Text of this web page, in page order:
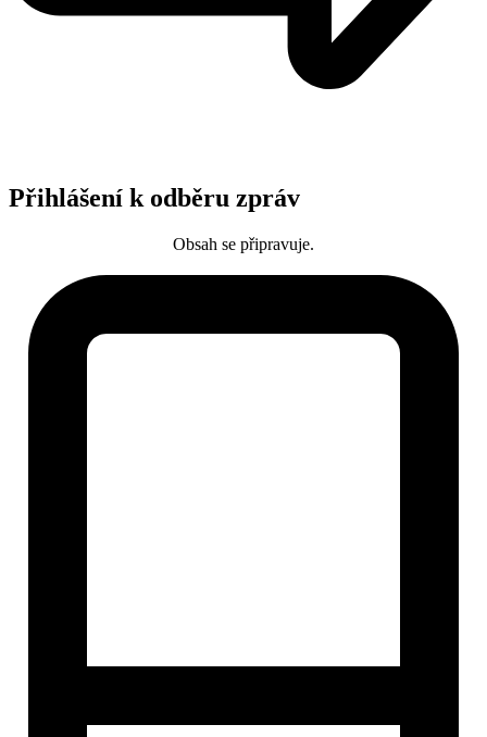
Přihlášení k odběru zpráv
Obsah se připravuje.